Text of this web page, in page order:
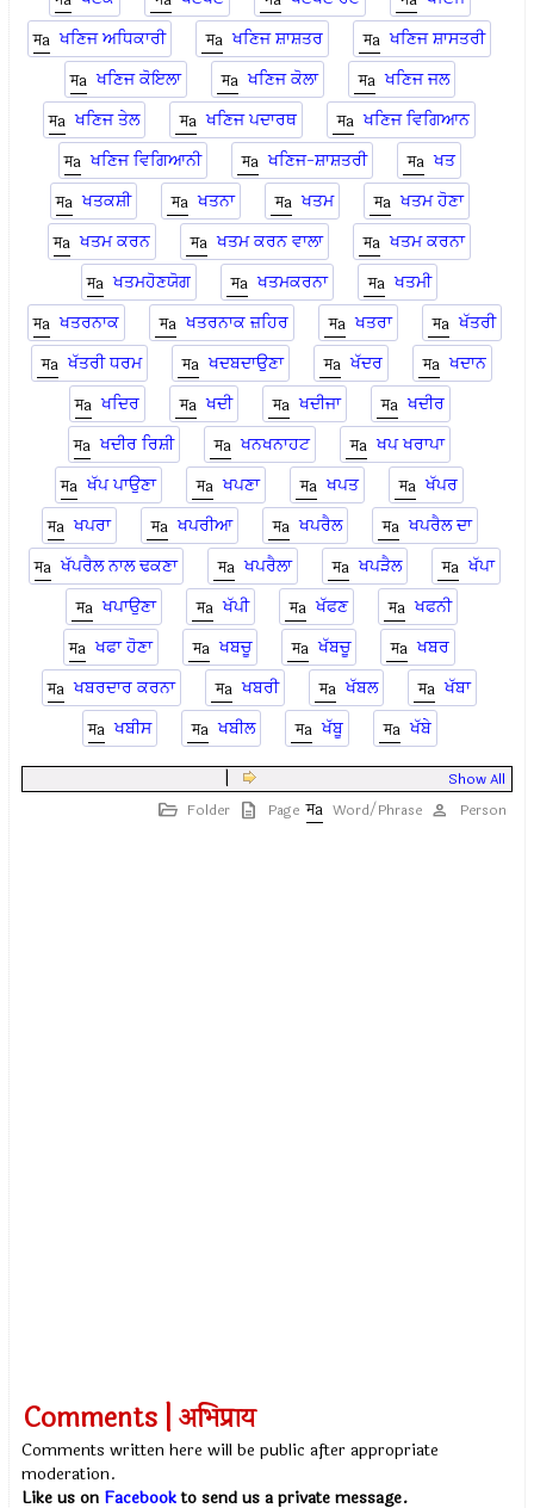
ਖਣਿਜ ਅਧਿਕਾਰੀ
ਖਣਿਜ ਸ਼ਾਸ਼ਤਰ
ਖਣਿਜ ਸ਼ਾਸਤਰੀ
ਖਣਿਜ ਕੋਇਲਾ
ਖਣਿਜ ਕੋਲਾ
ਖਣਿਜ ਜਲ
ਖਣਿਜ ਤੇਲ
ਖਣਿਜ ਪਦਾਰਥ
ਖਣਿਜ ਵਿਗਿਆਨ
ਖਣਿਜ ਵਿਗਿਆਨੀ
ਖਣਿਜ-ਸ਼ਾਸ਼ਤਰੀ
ਖਤ
ਖਤਕਸ਼ੀ
ਖਤਨਾ ਖਤਮ
ਖਤਮ ਹੋਣਾ
ਖਤਮ ਕਰਨ
ਖਤਮ ਕਰਨ ਵਾਲਾ
ਖਤਮ ਕਰਨਾ
ਖਤਮਹੋਣਯੋਗ
ਖਤਮਕਰਨਾ
ਖਤਮੀ
ਖਤਰਨਾਕ
ਖਤਰਨਾਕ ਜ਼ਹਿਰ ਖਤਰਾ
ਖੱਤਰੀ
ਖੱਤਰੀ ਧਰਮ
ਖਦਬਦਾਉਣਾ ਖੱਦਰ
ਖਦਾਨ
ਖਦਿਰ
ਖਦੀ ਖਦੀਜਾ
ਖਦੀਰ
ਖਦੀਰ ਰਿਸ਼ੀ
ਖਨਖਨਾਹਟ
ਖਪ ਖਰਾਪਾ
ਖੱਪ ਪਾਉਣਾ
ਖਪਣਾ ਖਪਤ
ਖੱਪਰ
ਖਪਰਾ
ਖਪਰੀਆ ਖਪਰੈਲ
ਖਪਰੈਲ ਦਾ
ਖੱਪਰੈਲ ਨਾਲ ਢਕਣਾ
ਖਪਰੈਲਾ ਖਪੜੈਲ
ਖੱਪਾ
ਖਪਾਉਣਾ
ਖੱਪੀ ਖੱਫਣ
ਖਫਨੀ
ਖਫਾ ਹੋਣਾ
ਖਬਚੂ ਖੱਬਚੂ
ਖਬਰ
ਖਬਰਦਾਰ ਕਰਨਾ
ਖਬਰੀ ਖੱਬਲ
ਖੱਬਾ
ਖਬੀਸ
ਖਬੀਲ ਖੱਬੂ
ਖੱਬੇ
Show All
Folder
Page Word/Phrase Person
Comments | अभिप्राय
Comments written here will be public after appropriate
moderation.
Like us on Facebookto send us a private message.